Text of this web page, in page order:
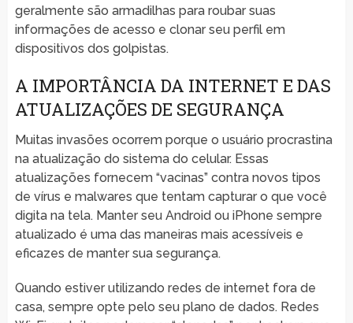
geralmente são armadilhas para roubar suas
informações de acesso e clonar seu perfil em
dispositivos dos golpistas.
A IMPORTÂNCIA DA INTERNET E DAS
ATUALIZAÇÕES DE SEGURANÇA
Muitas invasões ocorrem porque o usuário procrastina
na atualização do sistema do celular. Essas
atualizações fornecem “vacinas” contra novos tipos
de vírus e malwares que tentam capturar o que você
digita na tela. Manter seu Android ou iPhone sempre
atualizado é uma das maneiras mais acessíveis e
eficazes de manter sua segurança.
Quando estiver utilizando redes de internet fora de
casa, sempre opte pelo seu plano de dados. Redes